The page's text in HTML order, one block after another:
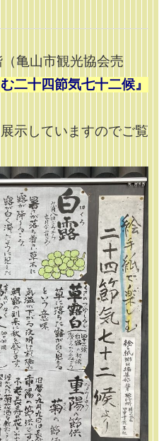
亀山市観光協会売
二十四節気七十二候』
示していますのでご覧